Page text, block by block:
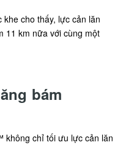
cho thấy, lực cản lăn
11 km nữa với cùng một
bám
không chỉ tối ưu lực cản lăn